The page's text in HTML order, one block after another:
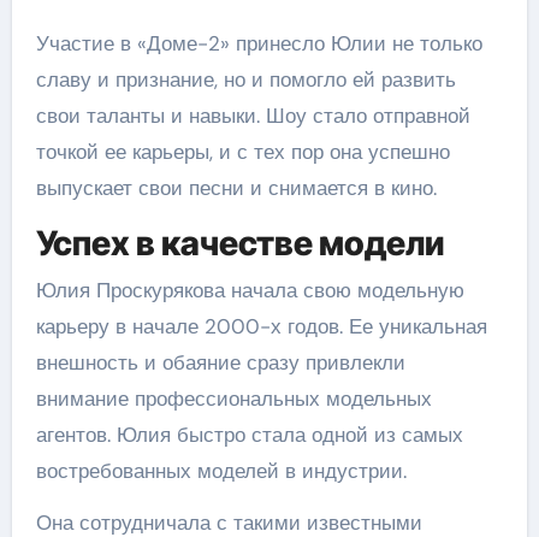
Участие в «Доме-2» принесло Юлии не только
славу и признание, но и помогло ей развить
свои таланты и навыки. Шоу стало отправной
точкой ее карьеры, и с тех пор она успешно
выпускает свои песни и снимается в кино.
Успех в качестве модели
Юлия Проскурякова начала свою модельную
карьеру в начале 2000-х годов. Ее уникальная
внешность и обаяние сразу привлекли
внимание профессиональных модельных
агентов. Юлия быстро стала одной из самых
востребованных моделей в индустрии.
Она сотрудничала с такими известными